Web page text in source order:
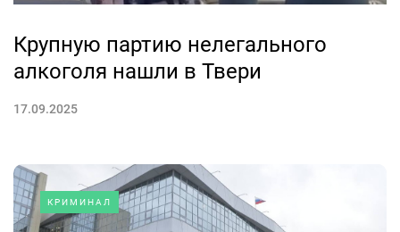
Крупную партию нелегального
алкоголя нашли в Твери
17.09.2025
КРИМИНАЛ